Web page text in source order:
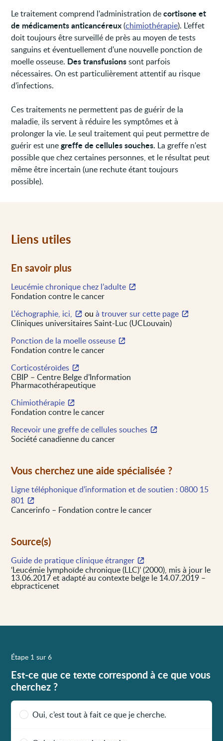
Le traitement comprend l'administration decortisone et
de médicaments anticancéreux(chimiothérapie). L’effet
doit toujours être surveillé de près au moyen de tests
sanguins et éventuellement d'une nouvelle ponction de
moelle osseuse. Des transfusionssont parfois
nécessaires. On est particulièrement attentif au risque
d’infections.
Ces traitements ne permettent pas de guérir de la
maladie, ils servent à réduire les symptômes et à
prolonger la vie. Le seul traitement qui peut permettre de
guérir est unegreffe de cellules souches. La greffe n'est
possible que chez certaines personnes, et le résultat peut
même être incertain (une rechute étant toujours
possible).
Liens utiles
En savoir plus
Leucémie chronique chez l’adulte
Fondation contre le cancer
L'échographie, ici,
ouà trouver sur cette page
Cliniques universitaires Saint-Luc (UCLouvain)
Ponction de la moelle osseuse
Fondation contre le cancer
Corticostéroïdes
CBIP – Centre Belge d’Information
Pharmacothérapeutique
Chimiothérapie
Fondation contre le cancer
Recevoir une greffe de cellules souches
Société canadienne du cancer
Vous cherchez une aide spécialisée ?
Ligne téléphonique d’information et de soutien : 0800 15
801
Cancerinfo – Fondation contre le cancer
Source(s)
Guide de pratique clinique étranger
‘Leucémie lymphoïde chronique (LLC)’ (2000), mis à jour le
13.06.2017 et adapté au contexte belge le 14.07.2019 –
ebpracticenet
Étape 1 sur 6
Est-ce que ce texte correspond à ce que vous
cherchez ?
Oui, c’est tout à fait ce que je cherche.